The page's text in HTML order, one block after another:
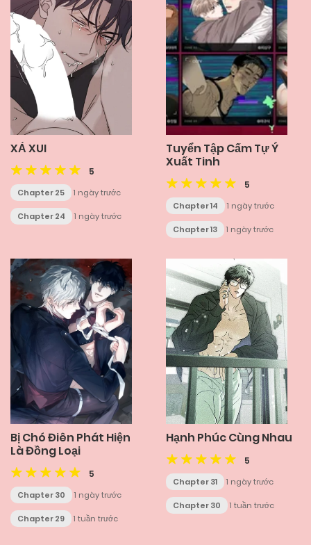
XẢ XUI
5
Chapter 25 1 ngày trước
Chapter 24 1 ngày trước
Tuyển Tập Cấm Tự Ý
Xuất Tinh
5
Chapter 14 1 ngày trước
Chapter 13 1 ngày trước
Bị Chó Điên Phát Hiện
Là Đồng Loại
5
Chapter 30 1 ngày trước
Chapter 29 1 tuần trước
Hạnh Phúc Cùng Nhau
5
Chapter 31 1 ngày trước
Chapter 30 1 tuần trước